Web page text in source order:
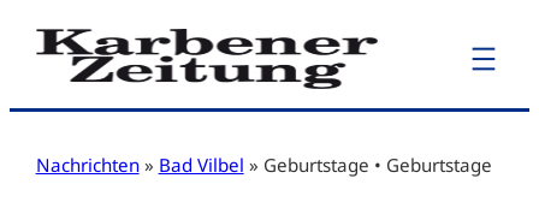
Zum
Inhalt
Nachrichten » Bad Vilbel » Geburtstage • Geburtstage